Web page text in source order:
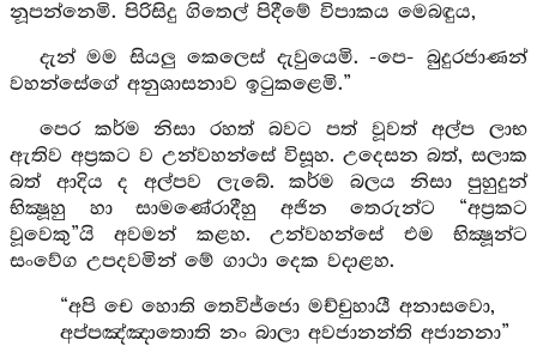
නූපන්නෙමි. පිරිසිදු ගිතෙල් පිදීමේ විපාකය මෙබඳුය,
දැන් මම සියලු කෙලෙස් දැවුයෙමි. -පෙ- බුදුරජාණන්
වහන්සේගේ අනුශාසනාව ඉටුකළෙමි.”
පෙර කර්ම නිසා රහත් බවට පත් වූවත් අල්ප ලාභ
ඇතිව අප්‍රකට ව උන්වහන්සේ විසූහ. උදෙසන බත්, සලාක
බත් ආදිය ද අල්පව ලැබේ. කර්ම බලය නිසා පුහුදුන්
භික්‍ෂූහු හා සාමණේරාදීහු අජින තෙරුන්ට “අප්‍රකට
වූවෙකු”යි අවමන් කළහ. උන්වහන්සේ එම භික්‍ෂූන්ට
සංවේග උපදවමින් මේ ගාථා දෙක වදාළහ.
“අපි චෙ හොති තෙවිජ්ජො මච්චුහායී අනාසවො,
අප්පඤ්ඤාතොති නං බාලා අවජානන්ති අජානනා”